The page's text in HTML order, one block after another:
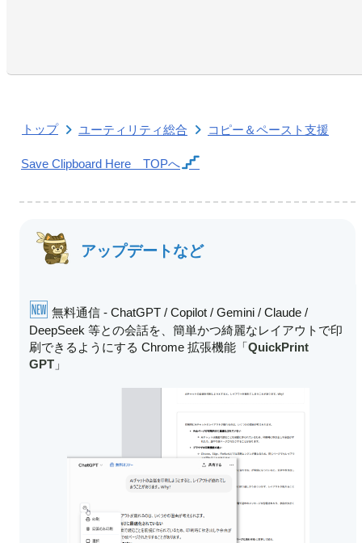
トップ ユーティリティ総合 コピー＆ペースト支援
Save Clipboard Here TOPへ
アップデートなど